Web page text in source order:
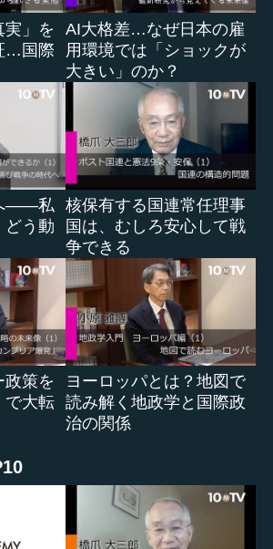
て、これは政府の会議でもよく言っ
ルでみんなにccで全て情報が送れる
エラルキーな情報伝達構造はあまり
しゃる方もいるのかもしれませんけ
社はありますけれど、順番に（例え
、課長が押して、部長が押して、役
後判を押して、それでようやく全員
、つまり）、これでいいですね、み
うことです。こういうことでいく
が全部の判を押すわけにいかないか
ベル、部長が判を押すレベル、課長
めるけれど、いずれにしてもヒエラ
実」を
…国際
AI大格差…なぜ日本の雇
用環境では「ショックが
大きい」のか？
――私
どう動
核保有する国連常任理事
国は、むしろ安心して戦
争できる
政策を
で大転
ヨーロッパとは？地図で
読み解く地政学と国際政
治の関係